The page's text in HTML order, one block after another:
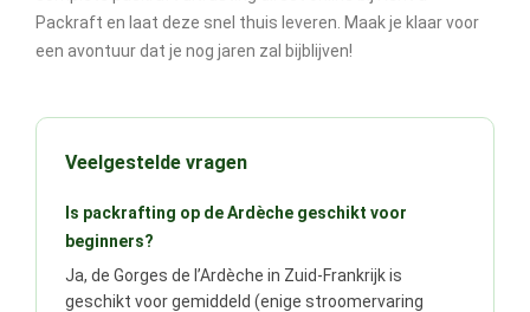
Packraft en laat deze snel thuis leveren. Maak je klaar voor
een avontuur dat je nog jaren zal bijblijven!
Veelgestelde vragen
Is packrafting op de Ardèche geschikt voor
beginners?
Ja, de Gorges de l’Ardèche in Zuid-Frankrijk is
geschikt voor gemiddeld (enige stroomervaring